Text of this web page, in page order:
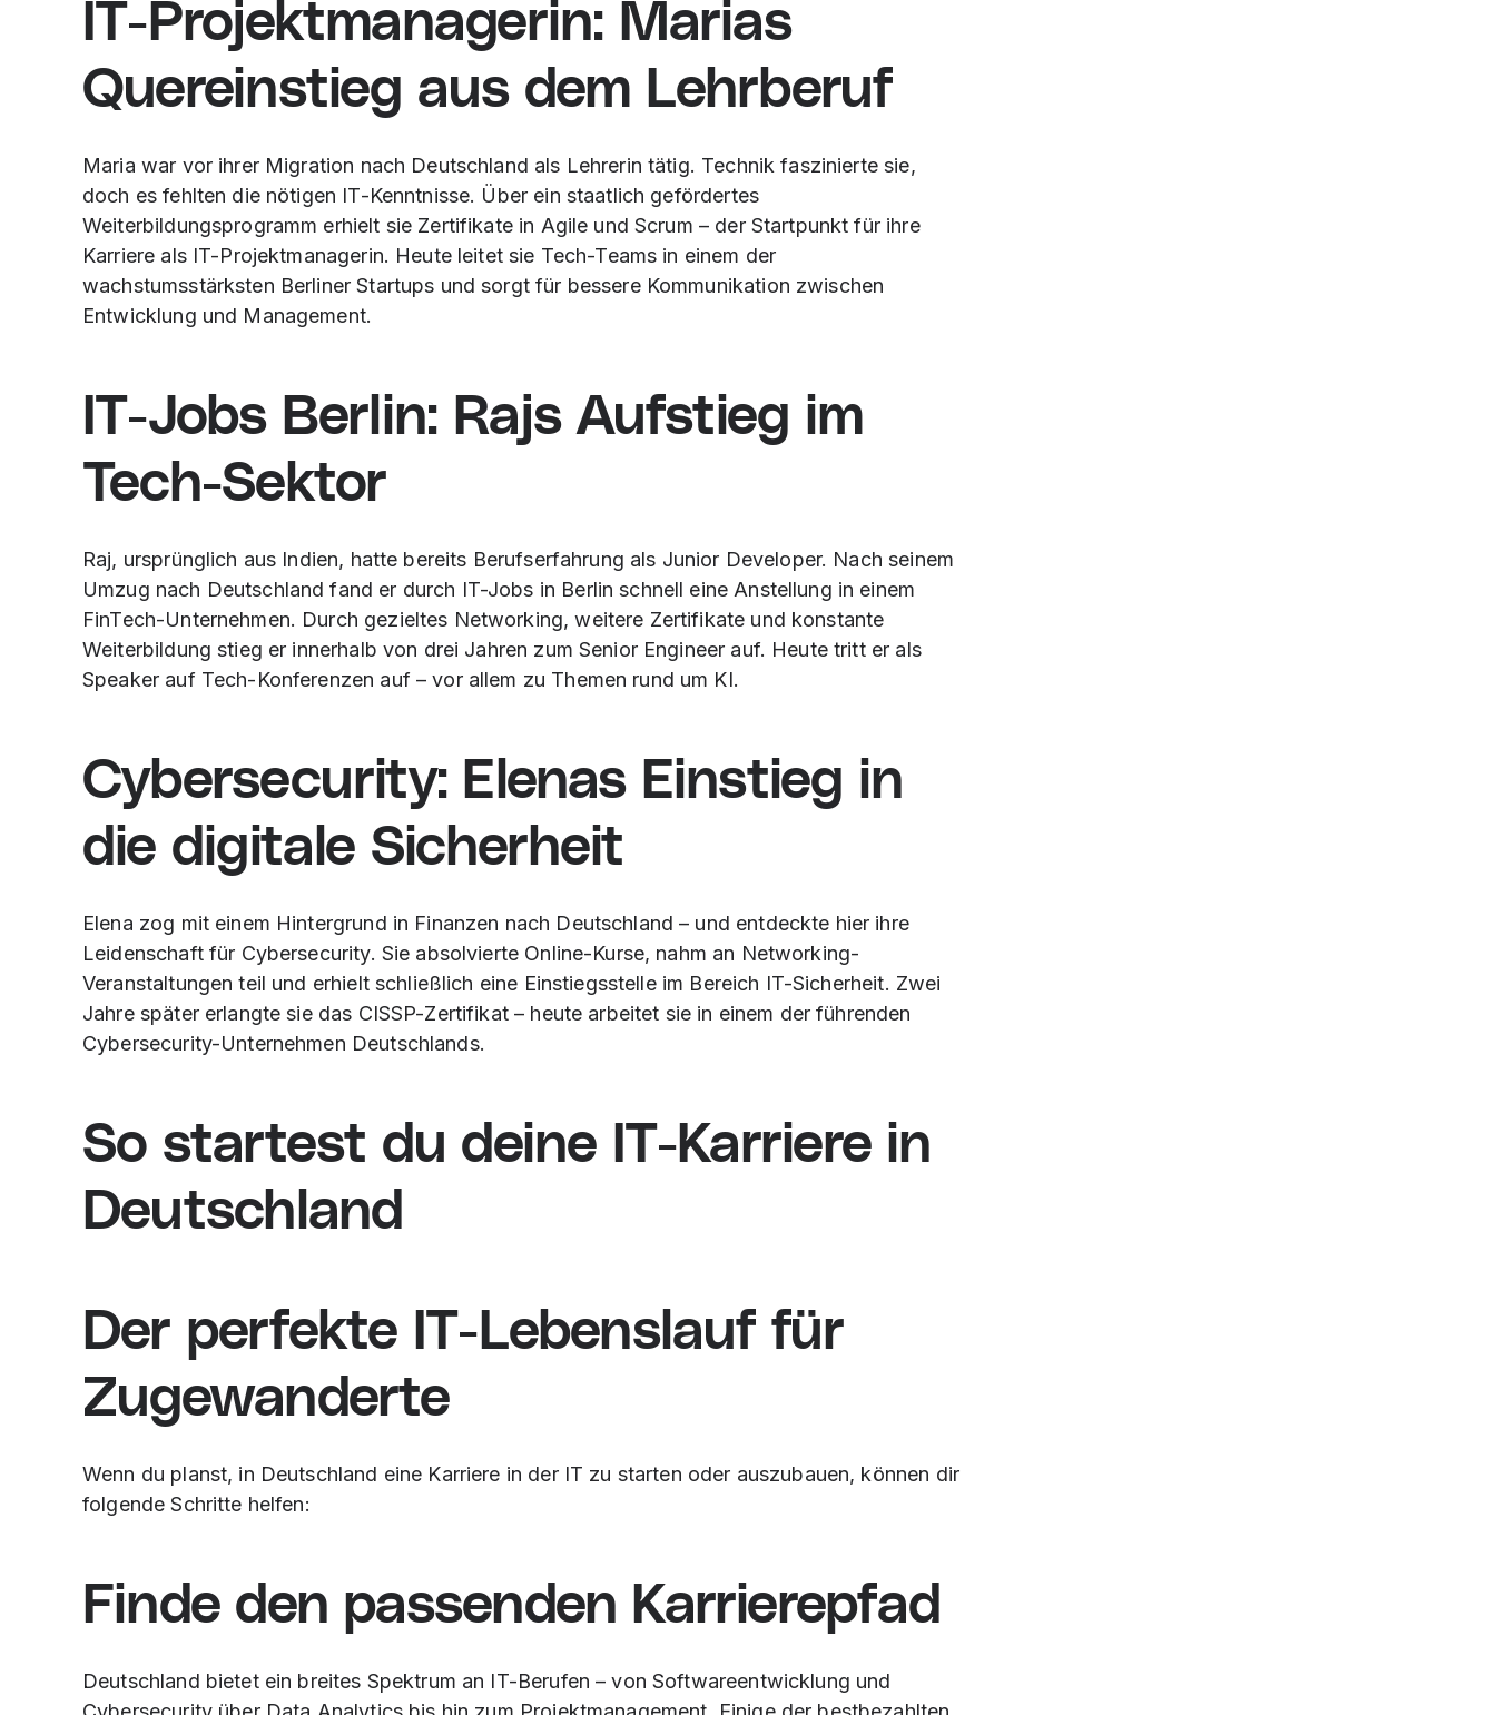
IT-Projektmanagerin: Marias
Quereinstieg aus dem Lehrberuf
Maria war vor ihrer Migration nach Deutschland als Lehrerin tätig. Technik faszinierte sie,
doch es fehlten die nötigen IT-Kenntnisse. Über ein staatlich gefördertes
Weiterbildungsprogramm erhielt sie Zertifikate in Agile und Scrum – der Startpunkt für ihre
Karriere als IT-Projektmanagerin. Heute leitet sie Tech-Teams in einem der
wachstumsstärksten Berliner Startups und sorgt für bessere Kommunikation zwischen
Entwicklung und Management.
IT-Jobs Berlin: Rajs Aufstieg im
Tech-Sektor
Raj, ursprünglich aus Indien, hatte bereits Berufserfahrung als Junior Developer. Nach seinem
Umzug nach Deutschland fand er durch IT-Jobs in Berlin schnell eine Anstellung in einem
FinTech-Unternehmen. Durch gezieltes Networking, weitere Zertifikate und konstante
Weiterbildung stieg er innerhalb von drei Jahren zum Senior Engineer auf. Heute tritt er als
Speaker auf Tech-Konferenzen auf – vor allem zu Themen rund um KI.
Cybersecurity: Elenas Einstieg in
die digitale Sicherheit
Elena zog mit einem Hintergrund in Finanzen nach Deutschland – und entdeckte hier ihre
Leidenschaft für Cybersecurity. Sie absolvierte Online-Kurse, nahm an Networking-
Veranstaltungen teil und erhielt schließlich eine Einstiegsstelle im Bereich IT-Sicherheit. Zwei
Jahre später erlangte sie das CISSP-Zertifikat – heute arbeitet sie in einem der führenden
Cybersecurity-Unternehmen Deutschlands.
So startest du deine IT-Karriere in
Deutschland
Der perfekte IT-Lebenslauf für
Zugewanderte
Wenn du planst, in Deutschland eine Karriere in der IT zu starten oder auszubauen, können dir
folgende Schritte helfen:
Finde den passenden Karrierepfad
Deutschland bietet ein breites Spektrum an IT-Berufen – von Softwareentwicklung und